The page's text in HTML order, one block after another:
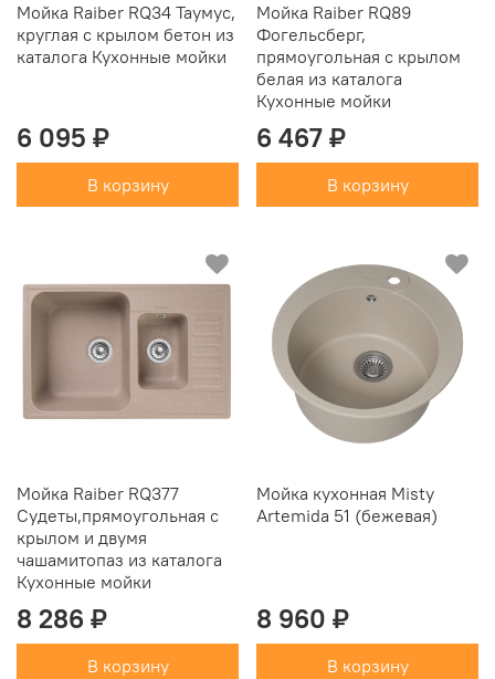
Мойка Raiber RQ34 Таумус,
круглая с крылом бетон из
каталога Кухонные мойки
6 095 ₽
В корзину
Мойка Raiber RQ89
Фогельсберг,
прямоугольная с крылом
белая из каталога
Кухонные мойки
6 467 ₽
В корзину
Мойка Raiber RQ377
Судеты,прямоугольная с
крылом и двумя
чашамитопаз из каталога
Кухонные мойки
8 286 ₽
В корзину
Мойка кухонная Misty
Artemida 51 (бежевая)
8 960 ₽
В корзину